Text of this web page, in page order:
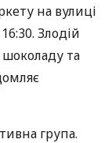
на вулиці
Злодій
та
група.